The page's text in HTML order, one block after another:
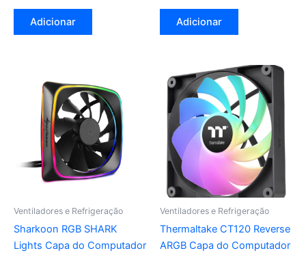
Adicionar Adicionar
Ventiladores e Refrigeração
Sharkoon RGB SHARK
Lights Capa do Computador
Ventiladores e Refrigeração
Thermaltake CT120 Reverse
ARGB Capa do Computador